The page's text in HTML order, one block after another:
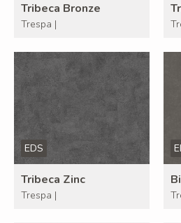
Tribeca Bronze
Trespa |
EDS
Tribeca Zinc
Trespa |